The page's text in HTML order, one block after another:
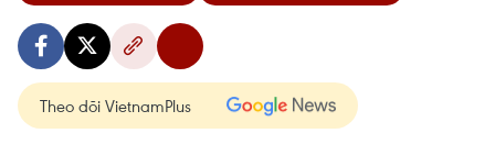
Theo dõi VietnamPlus